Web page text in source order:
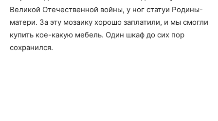
Великой Отечественной войны, у ног статуи Родины-
матери. За эту мозаику хорошо заплатили, и мы смогли
купить кое-какую мебель. Один шкаф до сих пор
сохранился.